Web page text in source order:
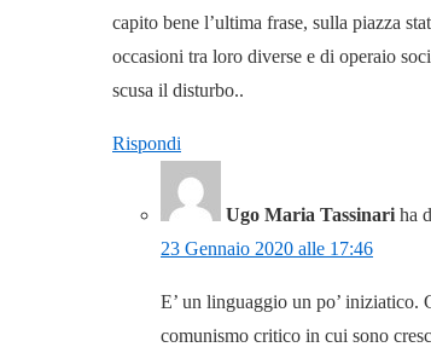
capito bene l’ultima frase, sulla piazza
occasioni tra loro diverse e di operaio
scusa il disturbo..
Rispondi
Ugo Maria Tassinari ha
23 Gennaio 2020 alle 17:46
E’ un linguaggio un po’ iniziatico.
comunismo critico in cui sono